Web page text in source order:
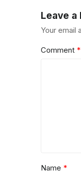
Leave a
Your email
Comment *
Name *